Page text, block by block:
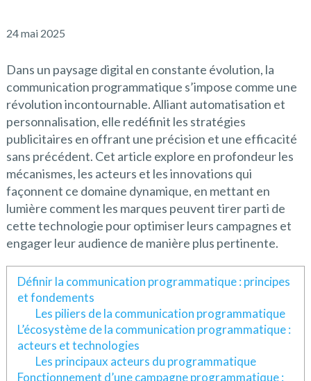
24 mai 2025
Dans un paysage digital en constante évolution, la
communication programmatique s’impose comme une
révolution incontournable. Alliant automatisation et
personnalisation, elle redéfinit les stratégies
publicitaires en offrant une précision et une efficacité
sans précédent. Cet article explore en profondeur les
mécanismes, les acteurs et les innovations qui
façonnent ce domaine dynamique, en mettant en
lumière comment les marques peuvent tirer parti de
cette technologie pour optimiser leurs campagnes et
engager leur audience de manière plus pertinente.
Définir la communication programmatique : principes
et fondements
Les piliers de la communication programmatique
L’écosystème de la communication programmatique :
acteurs et technologies
Les principaux acteurs du programmatique
Fonctionnement d’une campagne programmatique :